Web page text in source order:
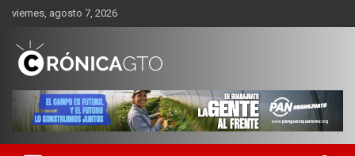
Saltar
contenido
viernes, agosto 7, 2026
CRONICA GUANAJUATO